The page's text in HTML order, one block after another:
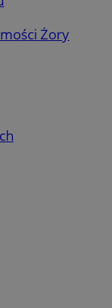
Żory